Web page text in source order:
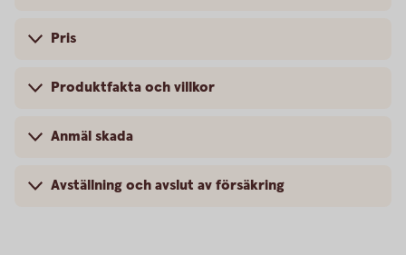
Pris
Produktfakta och villkor
Anmäl skada
Avställning och avslut av försäkring